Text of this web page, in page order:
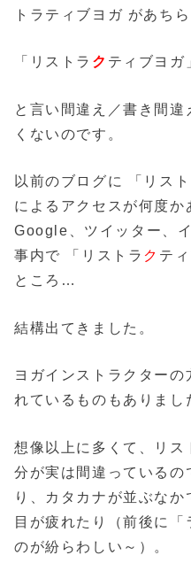
トラティブヨガ があち
「リストラ ク ティブヨガ
と言い間違え／書き間
くないのです。
以前のブログに 「リスト
によるアクセスが何度か
Google、ツイッター、
事内で 「リストラ ク テ
ところ…
結構出てきました。
ヨガインストラクター
れているものもありまし
想像以上に多くて、リス
分が実は間違っているの
り、カタカナが並ぶなか
目が疲れたり（前後に
のが紛らわしい～）。